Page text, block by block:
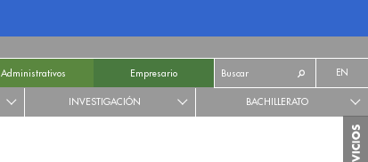
Administrativos Empresario EN
INVESTIGACIÓN BACHILLERATO